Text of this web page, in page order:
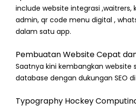
include website integrasi ,waitrers,
admin, qr code menu digital ,
dalam satu app.
Pembuatan Website Cepat
Saatnya kini kembangkan website
database dengan dukungan SEO
Typography Hockey